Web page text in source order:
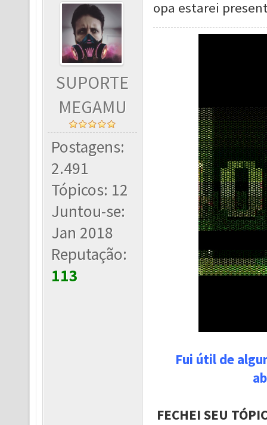
SUPORTE
MEGAMU
Postagens:
2.491
Tópicos: 12
Juntou-se:
Jan 2018
Reputação:
113
opa estarei
Fui útil de
FECHEI SEU